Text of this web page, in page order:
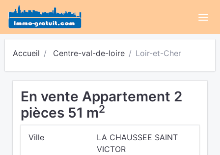
Accueil Centre-val-de-loire Loir-et-Cher
En vente Appartement 2
pièces 51 m2
Ville
LA CHAUSSEE SAINT
VICTOR